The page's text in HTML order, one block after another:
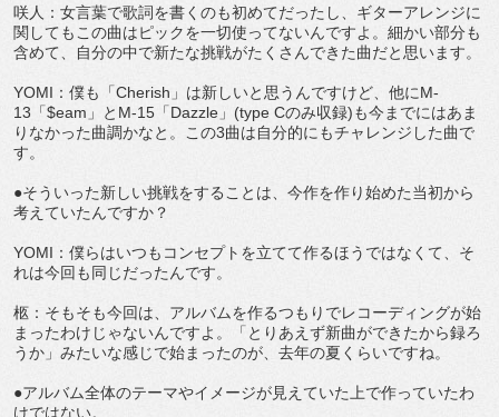
咲人：女言葉で歌詞を書くのも初めてだったし、ギターアレンジに
関してもこの曲はピックを一切使ってないんですよ。細かい部分も
含めて、自分の中で新たな挑戦がたくさんできた曲だと思います。
YOMI：僕も「Cherish」は新しいと思うんですけど、他にM-
13「$eam」とM-15「Dazzle」(type Cのみ収録)も今までにはあま
りなかった曲調かなと。この3曲は自分的にもチャレンジした曲で
す。
●そういった新しい挑戦をすることは、今作を作り始めた当初から
考えていたんですか？
YOMI：僕らはいつもコンセプトを立てて作るほうではなくて、そ
れは今回も同じだったんです。
柩：そもそも今回は、アルバムを作るつもりでレコーディングが始
まったわけじゃないんですよ。「とりあえず新曲ができたから録ろ
うか」みたいな感じで始まったのが、去年の夏くらいですね。
●アルバム全体のテーマやイメージが見えていた上で作っていたわ
けではない。